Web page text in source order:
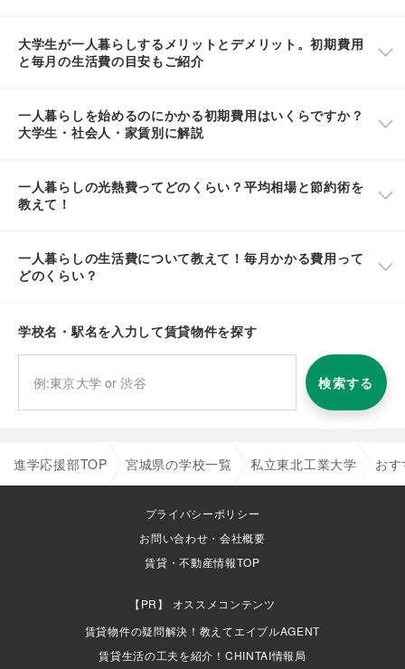
大学生が一人暮らしするメリットとデメリット。初期費用
と毎月の生活費の目安もご紹介
一人暮らしを始めるのにかかる初期費用はいくらですか？
大学生・社会人・家賃別に解説
一人暮らしの光熱費ってどのくらい？平均相場と節約術を
教えて！
一人暮らしの生活費について教えて！毎月かかる費用って
どのくらい？
学校名・駅名を入力して賃貸物件を探す
検索する
進学応援部TOP 宮城県の学校一覧 私立東北工業大学 お
プライバシーポリシー
お問い合わせ・会社概要
賃貸・不動産情報TOP
オススメコンテンツ
賃貸物件の疑問解決！教えてエイブルAGENT
賃貸生活の工夫を紹介！CHINTAI情報局